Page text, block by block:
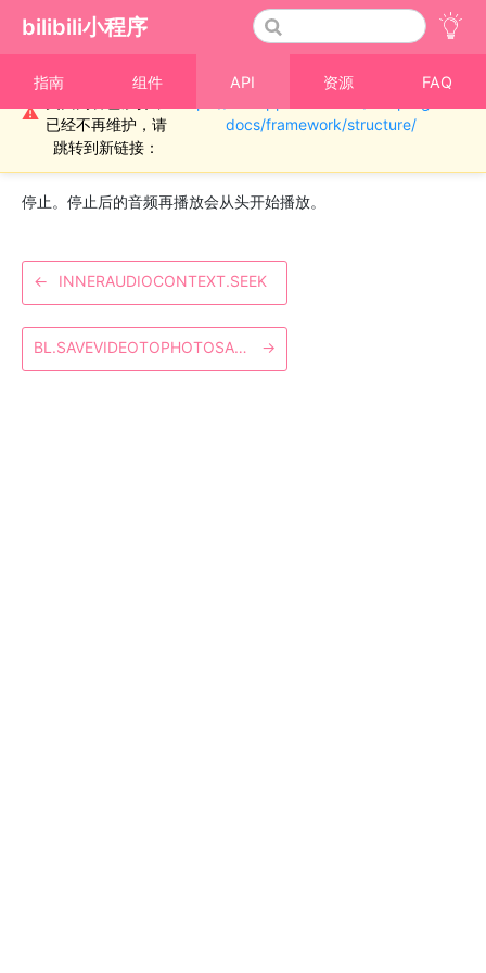
bilibili小程序
指南 组件 API 资源 FAQ
⚠
重要通知！！！本
已经不再维护，请
跳转到新链接：
docs/framework/structure/
› 音频
InnerAudioContext.stop()
停止。停止后的音频再播放会从头开始播放。
← INNERAUDIOCONTEXT.SEEK
BL.SAVEVIDEOTOPHOTOSALBUM →